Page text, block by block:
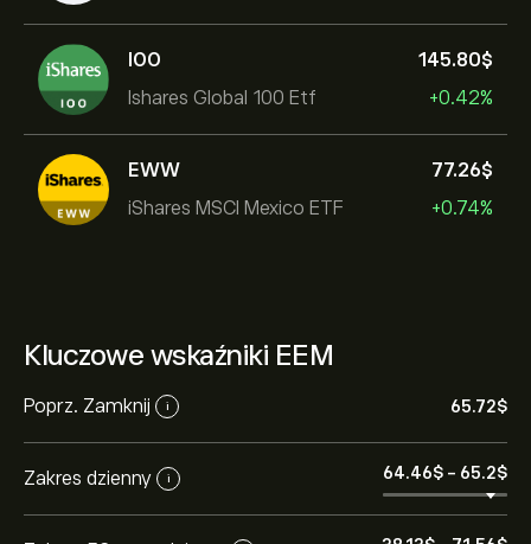
IOO
Ishares Global 100 Etf
145.80‎$‎
+0.42%
EWW
iShares MSCI Mexico ETF
77.26‎$‎
+0.74%
Kluczowe wskaźniki EEM
Poprz. Zamknij i 65.72‎$‎
Zakres dzienny i 64.46‎$‎ - 65.2‎$‎